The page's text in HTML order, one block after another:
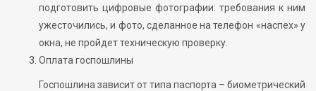
подготовить цифровые фотографии: требования к ним
ужесточились, и фото, сделанное на телефон «наспех» у
окна, не пройдет техническую проверку.
Оплата госпошлины
Госпошлина зависит от типа паспорта – биометрический